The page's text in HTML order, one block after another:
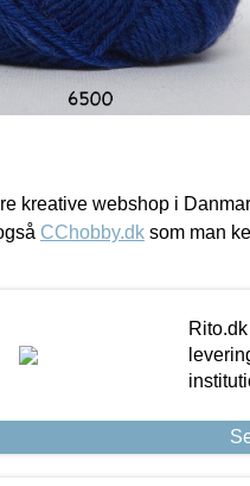
kreative webshop i
CChobby.dk som man